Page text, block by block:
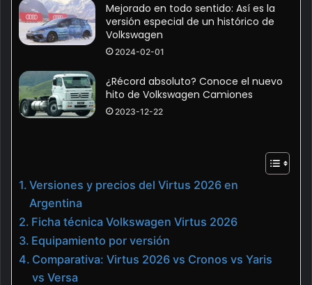
Mejorado en todo sentido: Así es la
versión especial de un histórico de
Volkswagen
2024-02-01
¿Récord absoluto? Conoce el nuevo
hito de Volkswagen Camiones
2023-12-22
Versiones y precios del Virtus 2026 en
Argentina
Ficha técnica Volkswagen Virtus 2026
Equipamiento por versión
Comparativa: Virtus 2026 vs Cronos vs Yaris
vs Versa